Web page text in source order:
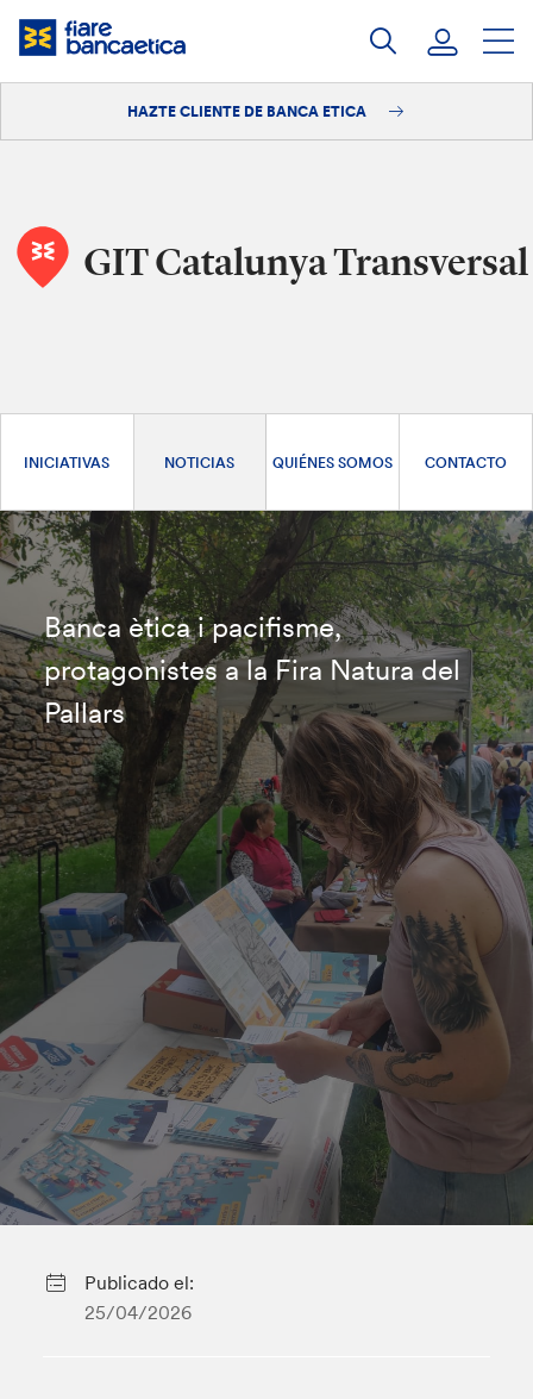
Saltar
HAZTE CLIENTE DE BANCA ETICA
GIT Catalunya Transversal
INICIATIVAS NOTICIAS QUIÉNES SOMOS CONTACTO
Banca ètica i pacifisme,
protagonistes a la Fira Natura del
Pallars
Publicado el:
25/04/2026